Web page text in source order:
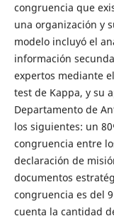
congruencia que
una organización y
modelo incluyó el
información
expertos mediante
test de Kappa, y su
Departamento de
los siguientes: un
congruencia entre
declaración de
documentos
congruencia es del
cuenta la cantidad